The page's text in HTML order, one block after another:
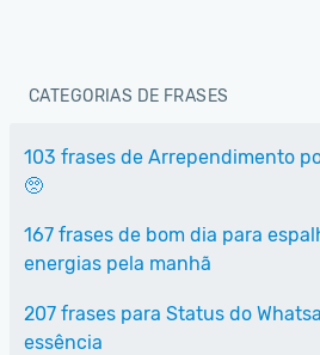
CATEGORIAS DE FRASES
103 frases de Arrependimento
🥺
167 frases de bom dia para
energias pela manhã
207 frases para Status do
essência